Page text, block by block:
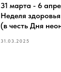
31 марта - 6
Неделя
(в честь Дня
31.03.2025